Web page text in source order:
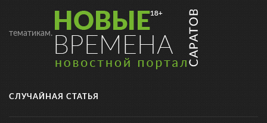
тематикам.
СЛУЧАЙНАЯ СТАТЬЯ